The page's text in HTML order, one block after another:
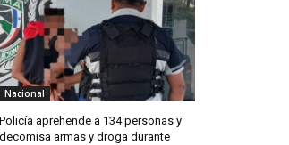
Nacional
Policía aprehende a 134 personas y
decomisa armas y droga durante